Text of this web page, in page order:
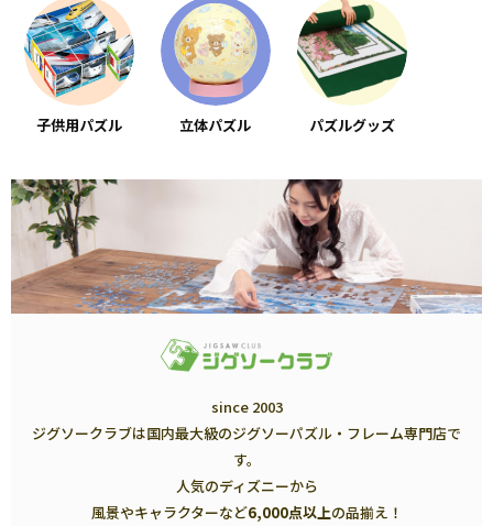
子供用パズル 立体パズル パズルグッズ
since 2003
ジグソークラブは国内最大級のジグソーパズル・フレーム専門店で
す。
人気のディズニーから
風景やキャラクターなど6,000点以上の品揃え！